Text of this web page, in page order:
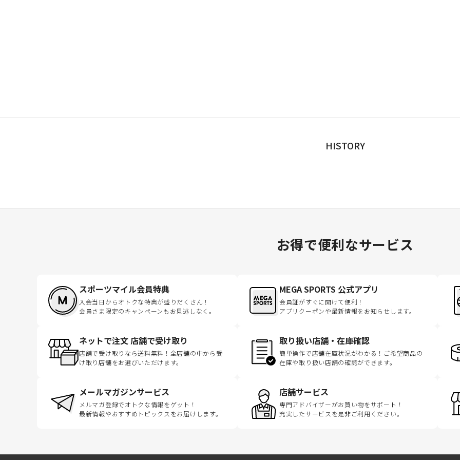
HISTORY
お得で便利なサービス
スポーツマイル会員特典
入会当日からオトクな特典が盛りだくさん！
会員さま限定のキャンペーンもお見逃しなく。
MEGA SPORTS 公式アプリ
会員証がすぐに開けて便利！
アプリクーポンや最新情報をお知らせします。
ネットで注文 店舗で受け取り
店舗で受け取りなら送料無料！全店舗の中から受
け取り店舗をお選びいただけます。
取り扱い店舗・在庫確認
簡単操作で店舗在庫状況がわかる！ご希望商品の
在庫や取り扱い店舗の確認ができます。
メールマガジンサービス
メルマガ登録でオトクな情報をゲット！
最新情報やおすすめトピックスをお届けします。
店舗サービス
専門アドバイザーがお買い物をサポート！
充実したサービスを是非ご利用ください。